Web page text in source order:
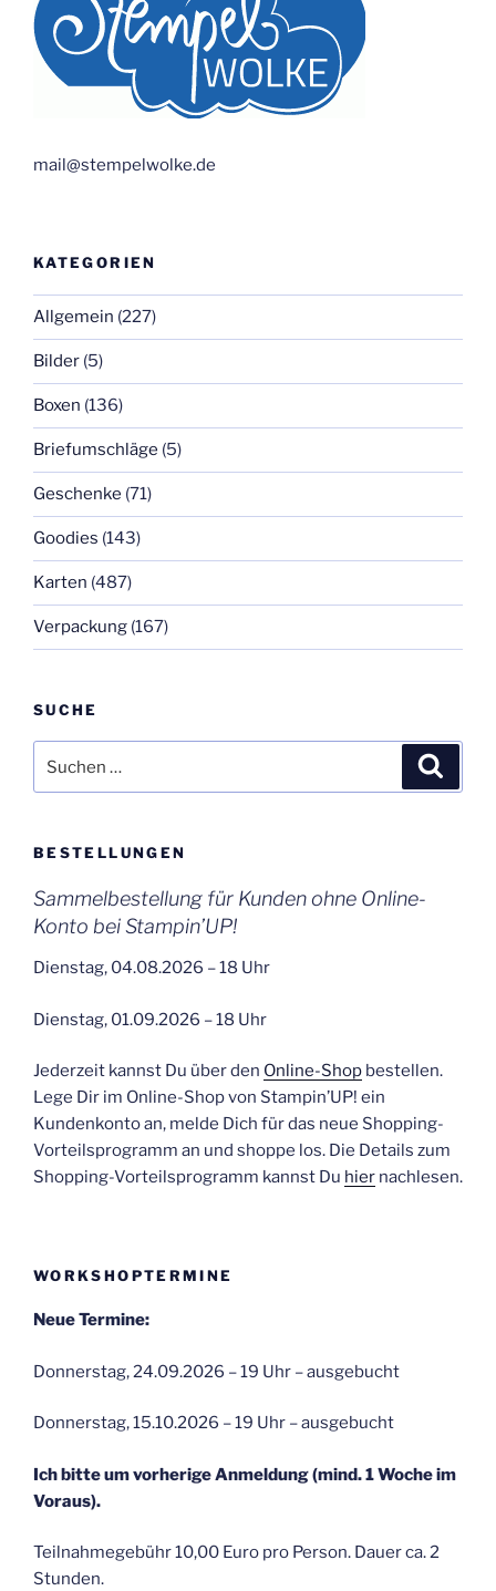
mail@stempelwolke.de
KATEGORIEN
Allgemein (227)
Bilder (5)
Boxen (136)
Briefumschläge (5)
Geschenke (71)
Goodies (143)
Karten (487)
Verpackung (167)
SUCHE
nach:
BESTELLUNGEN
Sammelbestellung für Kunden ohne Online-
Konto bei Stampin’UP!
Dienstag, 04.08.2026 – 18 Uhr
Dienstag, 01.09.2026 – 18 Uhr
Jederzeit kannst Du über den Online-Shop bestellen.
Lege Dir im Online-Shop von Stampin’UP! ein
Kundenkonto an, melde Dich für das neue Shopping-
Vorteilsprogramm an und shoppe los. Die Details zum
Shopping-Vorteilsprogramm kannst Du hier nachlesen.
WORKSHOPTERMINE
Neue Termine:
Donnerstag, 24.09.2026 – 19 Uhr – ausgebucht
Donnerstag, 15.10.2026 – 19 Uhr – ausgebucht
Ich bitte um vorherige Anmeldung (mind. 1 Woche im
Voraus).
Teilnahmegebühr 10,00 Euro pro Person. Dauer ca. 2
Stunden.